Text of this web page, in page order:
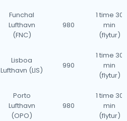
Funchal
Lufthavn
(FNC)
980
1 time 30
min
(flytur)
Lisboa
Lufthavn (LIS)
990
1 time 30
min
(flytur)
Porto
Lufthavn
(OPO)
980
1 time 30
min
(flytur)